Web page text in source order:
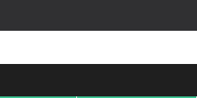
Email Map